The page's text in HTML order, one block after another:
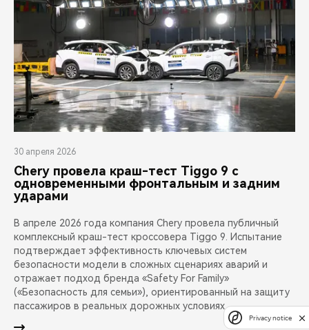
30 апреля 2026
Chery провела краш-тест Tiggo 9 с
одновременными фронтальным и задним
ударами
В апреле 2026 года компания Chery провела публичный
комплексный краш-тест кроссовера Tiggo 9. Испытание
подтверждает эффективность ключевых систем
безопасности модели в сложных сценариях аварий и
отражает подход бренда «Safety For Family»
(«Безопасность для семьи»), ориентированный на защиту
пассажиров в реальных дорожных условиях.
Privacy notice